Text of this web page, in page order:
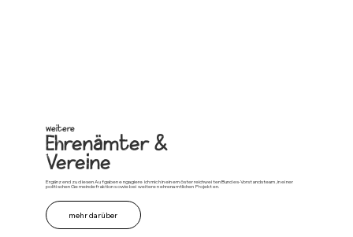
weitere
Ehrenämter &
Vereine
Ergänzend zu diesen Aufgaben engagiere ich mich in einem österreichweiten Bundes-Vorstandsteam, in einer
politischen Gemeindefraktion sowie bei weiteren ehrenamtlichen Projekten.
mehr darüber